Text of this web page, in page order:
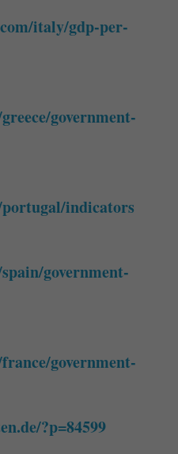
italy/gdp-per-
government-
indicators
government-
government-
?p=84599